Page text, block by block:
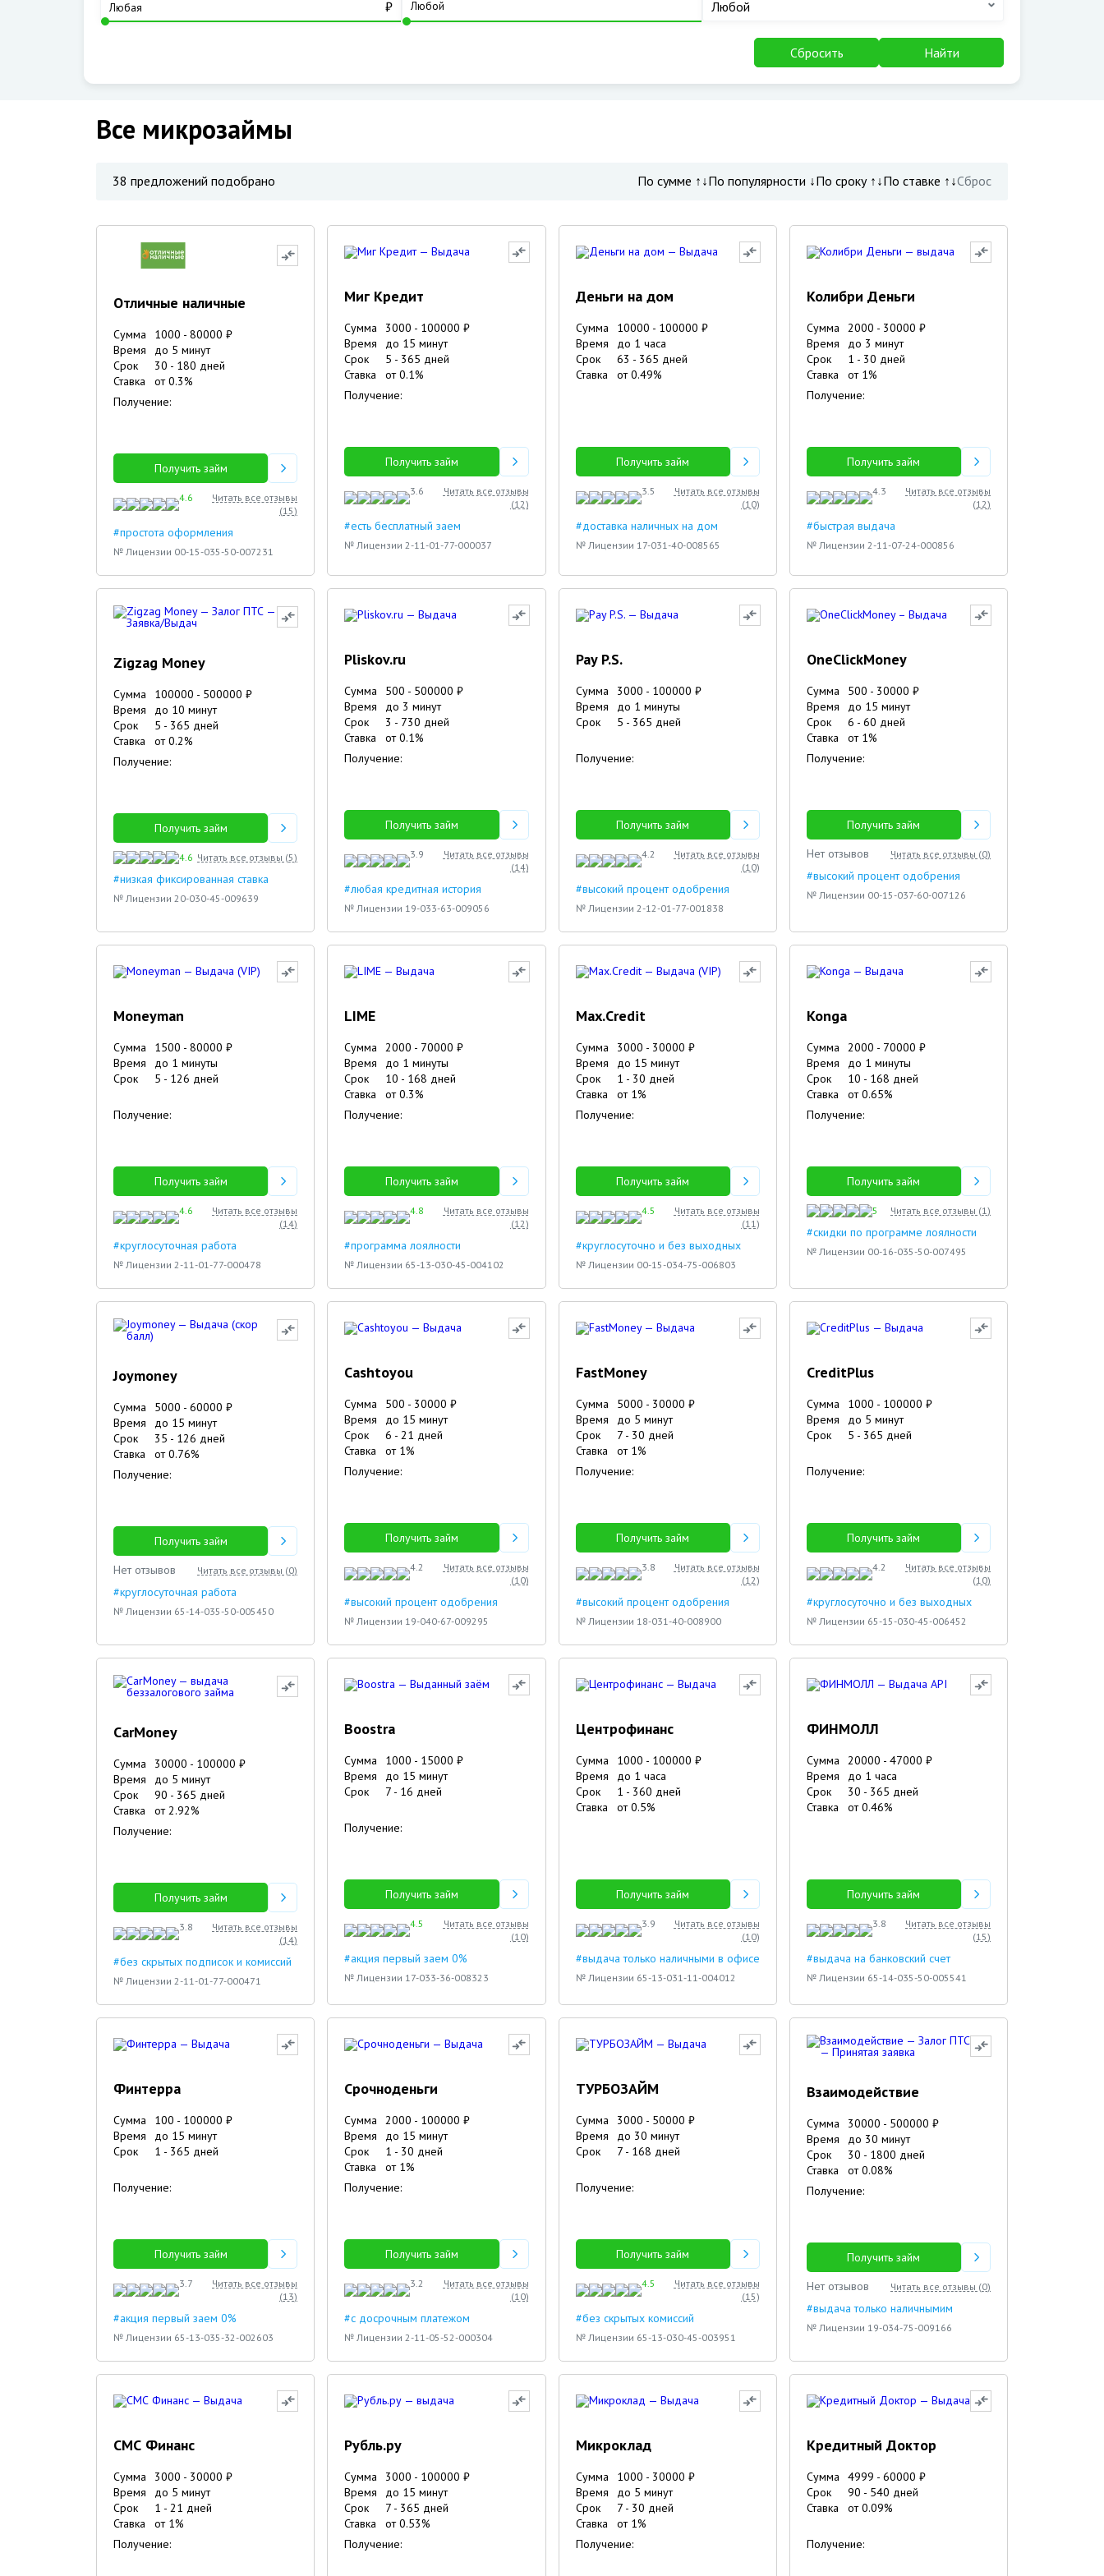
₽ Любой
Сбросить Найти
Все микрозаймы
38 предложений подобрано По сумме ↑↓По популярности ↓По сроку ↑↓По ставке ↑↓Сброс
Отличные наличные
Сумма 1000 - 80000 ₽
Время
до 5 минут
Срок
30 - 180 дней
Ставка
от0.3%
Получение:
Получить займ
4.6
Читать все отзывы
(15)
#простота оформления
№ Лицензии 00-15-035-50-007231
Миг Кредит
Сумма 3000 - 100000 ₽
Время
до 15 минут
Срок
5 - 365 дней
Ставка
от0.1%
Получение:
Получить займ
3.6
Читать все отзывы
(12)
#есть бесплатный заем
№ Лицензии 2-11-01-77-000037
Деньги на дом
Сумма 10000 - 100000 ₽
Время
до 1 часа
Срок
63 - 365 дней
Ставка
от0.49%
Получить займ
3.5
Читать все отзывы
(10)
#доставка наличных на дом
№ Лицензии 17-031-40-008565
Колибри Деньги
Сумма 2000 - 30000 ₽
Время
до 3 минут
Срок
1 - 30 дней
Ставка
от 1%
Получение:
Получить займ
4.3
Читать все отзывы
(12)
#быстрая выдача
№ Лицензии 2-11-07-24-000856
Zigzag Money
Сумма 100000 - 500000 ₽
Время
до 10 минут
Срок
5 - 365 дней
Ставка
от0.2%
Получение:
Получить займ
4.6 Читать все отзывы (5)
#низкая фиксированная ставка
№ Лицензии 20-030-45-009639
Pliskov.ru
Сумма 500 - 500000 ₽
Время
до 3 минут
Срок
3 - 730 дней
Ставка
от0.1%
Получение:
Получить займ
3.9
Читать все отзывы
(14)
#любая кредитная история
№ Лицензии 19-033-63-009056
Pay P.S.
Сумма 3000 - 100000 ₽
Время
до 1 минуты
Срок
5 - 365 дней
Получение:
Получить займ
4.2
Читать все отзывы
(10)
#высокий процент одобрения
№ Лицензии 2-12-01-77-001838
OneClickMoney
Сумма 500 - 30000 ₽
Время
до 15 минут
Срок
6 - 60 дней
Ставка
от 1%
Получение:
Получить займ
Нет отзывов
Читать все отзывы (0)
#высокий процент одобрения
№ Лицензии 00-15-037-60-007126
Moneyman
Сумма 1500 - 80000 ₽
Время
до 1 минуты
Срок
5 - 126 дней
Получение:
Получить займ
4.6
Читать все отзывы
(14)
#круглосуточная работа
№ Лицензии 2-11-01-77-000478
LIME
Сумма 2000 - 70000 ₽
Время
до 1 минуты
Срок
10 - 168 дней
Ставка
от0.3%
Получение:
Получить займ
4.8
Читать все отзывы
(12)
#программа лоялности
№ Лицензии 65-13-030-45-004102
Max.Credit
Сумма 3000 - 30000 ₽
Время
до 15 минут
Срок
1 - 30 дней
Ставка
от 1%
Получение:
Получить займ
4.5
Читать все отзывы
(11)
#круглосуточно и без выходных
№ Лицензии 00-15-034-75-006803
Konga
Сумма 2000 - 70000 ₽
Время
до 1 минуты
Срок
10 - 168 дней
Ставка
от0.65%
Получение:
Получить займ
5 Читать все отзывы (1)
#скидки по программе лоялности
№ Лицензии 00-16-035-50-007495
Joymoney
Сумма 5000 - 60000 ₽
Время
до 15 минут
Срок
35 - 126 дней
Ставка
от0.76%
Получение:
Получить займ
Нет отзывов
Читать все отзывы (0)
#круглосуточная работа
№ Лицензии 65-14-035-50-005450
Cashtoyou
Сумма 500 - 30000 ₽
Время
до 15 минут
Срок
6 -21 дней
Ставка
от 1%
Получение:
Получить займ
4.2
Читать все отзывы
(10)
#высокий процент одобрения
№ Лицензии 19-040-67-009295
FastMoney
Сумма 5000 - 30000 ₽
Время
до 5 минут
Срок
7- 30 дней
Ставка
от 1%
Получение:
Получить займ
3.8
Читать все отзывы
(12)
#высокий процент одобрения
№ Лицензии 18-031-40-008900
CreditPlus
Сумма 1000 - 100000 ₽
Время
до 5 минут
Срок
5 - 365 дней
Получение:
Получить займ
4.2
Читать все отзывы
(10)
#круглосуточно и без выходных
№ Лицензии 65-15-030-45-006452
CarMoney
Сумма 30000 - 100000 ₽
Время
до 5 минут
Срок
90 - 365 дней
Ставка
от2.92%
Получение:
Получить займ
3.8
Читать все отзывы
(14)
#без скрытых подписок и комиссий
№ Лицензии 2-11-01-77-000471
Boostra
Сумма 1000 - 15000 ₽
Время
до 15 минут
Срок
7 - 16 дней
Получение:
Получить займ
4.5
Читать все отзывы
(10)
#акция первый заем 0%
№ Лицензии 17-033-36-008323
Центрофинанс
Сумма 1000 - 100000 ₽
Время
до 1 часа
Срок
1 - 360 дней
Ставка
от0.5%
Получить займ
3.9
Читать все отзывы
(10)
#выдача только наличными в офисе
№ Лицензии 65-13-031-11-004012
ФИНМОЛЛ
Сумма 20000 - 47000 ₽
Время
до 1 часа
Срок
30 - 365 дней
Ставка
от0.46%
Получить займ
3.8
Читать все отзывы
(15)
#выдача на банковский счет
№ Лицензии 65-14-035-50-005541
Финтерра
Сумма 100 - 100000 ₽
Время
до 15 минут
Срок
1 - 365 дней
Получение:
Получить займ
3.7
Читать все отзывы
(13)
#акция первый заем 0%
№ Лицензии 65-13-035-32-002603
Срочноденьги
Сумма 2000 - 100000 ₽
Время
до 15 минут
Срок
1 - 30 дней
Ставка
от 1%
Получение:
Получить займ
3.2
Читать все отзывы
(10)
#с досрочным платежом
№ Лицензии 2-11-05-52-000304
ТУРБОЗАЙМ
Сумма 3000 - 50000 ₽
Время
до 30 минут
Срок
7- 168 дней
Получение:
Получить займ
4.5
Читать все отзывы
(15)
#без скрытых комиссий
№ Лицензии 65-13-030-45-003951
Взаимодействие
Сумма 30000 - 500000 ₽
Время
до 30 минут
Срок
30 - 1800 дней
Ставка
от0.08%
Получение:
Получить займ
Нет отзывов
Читать все отзывы (0)
#выдача только наличнымим
№ Лицензии 19-034-75-009166
СМС Финанс
Сумма 3000 - 30000 ₽
Время
до 5 минут
Срок
1 - 21 дней
Ставка
от 1%
Получение:
Рубль.ру
Сумма 3000 - 100000 ₽
Время
до 15 минут
Срок
7 - 365 дней
Ставка
от0.53%
Получение:
Микроклад
Сумма 1000 - 30000 ₽
Время
до 5 минут
Срок
7- 30 дней
Ставка
от 1%
Получение:
Кредитный Доктор
Сумма 4999 - 60000 ₽
Срок
90 - 540 дней
Ставка
от0.09%
Получение:
3
4